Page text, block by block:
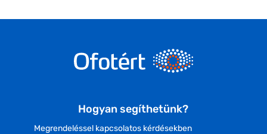
Hogyan segíthetünk?
Megrendeléssel kapcsolatos kérdésekben